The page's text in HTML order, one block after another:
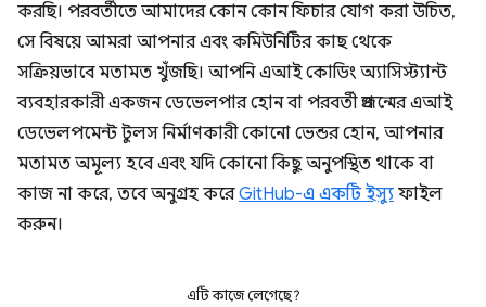
করছি। পরবর্তীতে আমাদের কোন কোন ফিচার যোগ করা উচিত,
সে বিষয়ে আমরা আপনার এবং কমিউনিটির কাছ থেকে
সক্রিয়ভাবে মতামত খুঁজছি। আপনি এআই কোডিং অ্যাসিস্ট্যান্ট
ব্যবহারকারী একজন ডেভেলপার হোন বা পরবর্তী প্রজন্মের এআই
ডেভেলপমেন্ট টুলস নির্মাণকারী কোনো ভেন্ডর হোন, আপনার
মতামত অমূল্য হবে এবং যদি কোনো কিছু অনুপস্থিত থাকে বা
কাজ না করে, তবে অনুগ্রহ করেGitHub-এ একটি ইস্যু ফাইল
করুন।
এটি কাজে লেগেছে?